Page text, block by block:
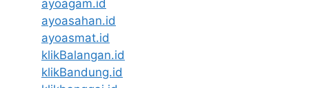
ayoagam.id
ayoasahan.id
ayoasmat.id
klikBalangan.id
klikBandung.id